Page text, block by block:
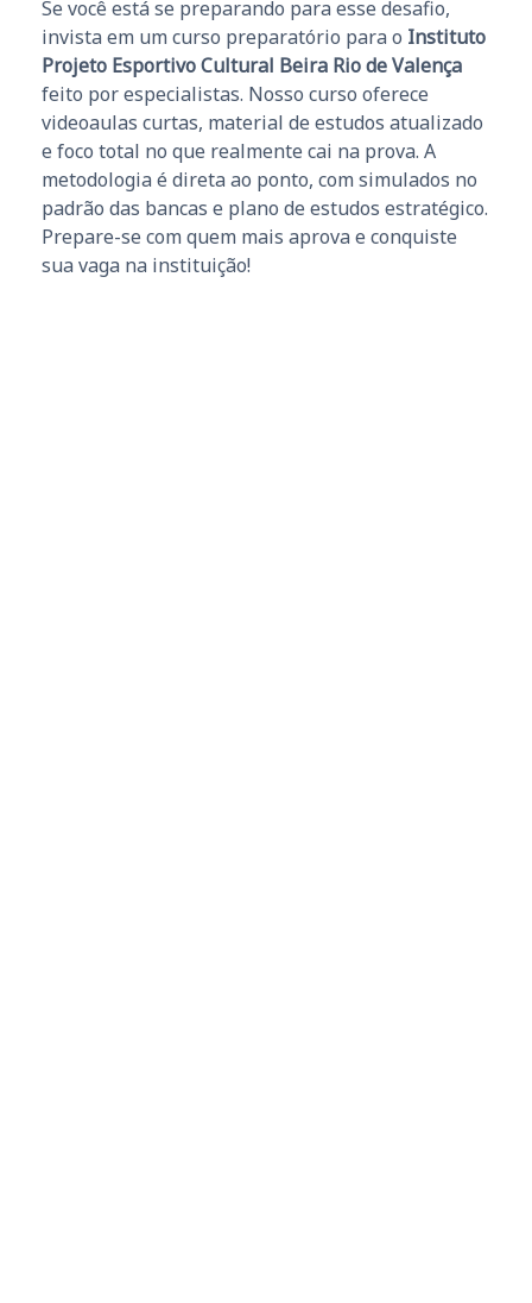
Se você está se preparando para esse desafio,
invista em um curso preparatório para o Instituto
Projeto Esportivo Cultural Beira Rio de Valença
feito por especialistas. Nosso curso oferece
videoaulas curtas, material de estudos atualizado
e foco total no que realmente cai na prova. A
metodologia é direta ao ponto, com simulados no
padrão das bancas e plano de estudos estratégico.
Prepare-se com quem mais aprova e conquiste
sua vaga na instituição!